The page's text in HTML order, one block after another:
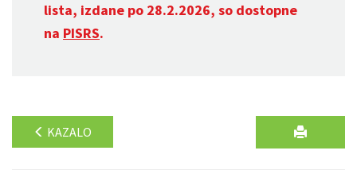
lista, izdane po 28.2.2026, so dostopne
na PISRS.
KAZALO